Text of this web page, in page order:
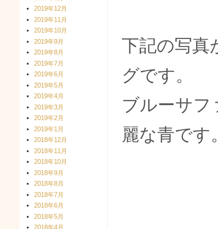
下記の写真
グです。
ブルーサフ
麗な青です
2019年12月
2019年11月
2019年10月
2019年9月
2019年8月
2019年7月
2019年6月
2019年5月
2019年4月
2019年3月
2019年2月
2019年1月
2018年12月
2018年11月
2018年10月
2018年9月
2018年8月
2018年7月
2018年6月
2018年5月
2018年4月